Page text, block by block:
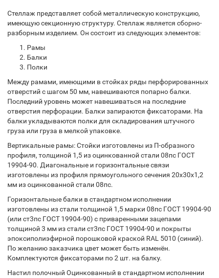
Стеллаж представляет собой металлическую конструкцию,
имеющую секционную структуру. Стеллаж является сборно-
разборным изделием. Он состоит из следующих элементов:
Рамы
Балки
Полки
Между рамами, имеющими в стойках ряды перфорированных
отверстий с шагом 50 мм, навешиваются попарно балки.
Последний уровень может навешиваться на последние
отверстия перфорации. Балки запираются фиксаторами. На
балки укладываются полки для складирования штучного
груза или груза в мелкой упаковке.
Вертикальные рамы: Стойки изготовлены из П-образного
профиля, толщиной 1,5 из оцинкованной стали 08пс ГОСТ
19904-90. Диагональные и горизонтальные связи
изготовлены из профиля прямоугольного сечения 20х30х1,2
мм из оцинкованной стали 08пс.
Горизонтальные балки в стандартном исполнении
изготовлены из стали толщиной 1,5 марки 08пс ГОСТ 19904-90
(или ст3пс ГОСТ 19904-90) с приваренными зацепами
толщиной 3 мм из стали ст3пс ГОСТ 19904-90 и покрыты
эпоксиполиэфирной порошковой краской RAL 5010 (синий).
По желанию заказчика цвет может быть изменён.
Комплектуются фиксаторами по 2 шт. на балку.
Настил полочный Оцинкованный в стандартном исполнении